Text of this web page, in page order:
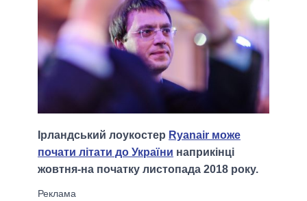
Ірландський лоукостер Ryanair може
почати літати до України наприкінці
жовтня-на початку листопада 2018 року.